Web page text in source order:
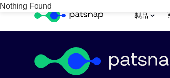
Skip
content
製品
Nothing Found
It seems we can’t find what you’re looking for.
for: